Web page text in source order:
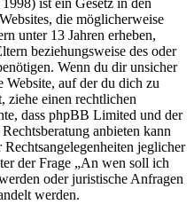
ist ein Gesetz in den
die möglicherweise
unter 13 Jahren erheben,
beziehungsweise des oder
Wenn du dir unsicher
Website, auf der du dich zu
ziehe einen rechtlichen
dass phpBB Limited und der
anbieten kann
jeglicher
der Frage „An wen soll ich
oder juristische Anfragen
werden.